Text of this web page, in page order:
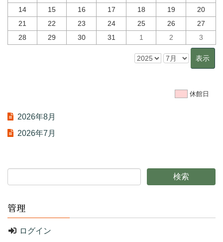
14
15 16 17 18 19
20
21
22 23 24 25 26
27
28
29 30 31 1 2 3
休館日
2026年8月
2026年7月
管理
ログイン